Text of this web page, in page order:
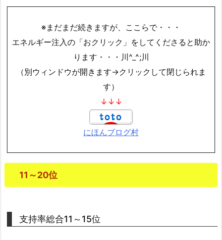
※まだまだ続きますが、ここらで・・・
エネルギー注入の「おクリック」をしてくださると助か
ります・・・川^_^;川
（別ウィンドウが開きます→クリックして閉じられま
す）
↓↓↓
にほんブログ村
11～20位
支持率総合11～15位